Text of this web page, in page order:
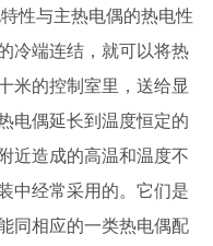
性与主热电偶的热电性
冷端连结，就可以将热
米的控制室里，送给显
电偶延长到温度恒定的
近造成的高温和温度不
中经常采用的。它们是
同相应的一类热电偶配